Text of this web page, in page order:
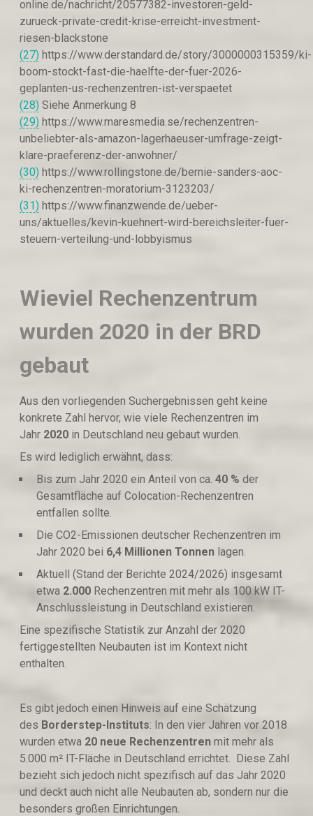
online.de/nachricht/20577382-investoren-geld-
zurueck-private-credit-krise-erreicht-investment-
riesen-blackstone
(27) https://www.derstandard.de/story/3000000315359/ki-
boom-stockt-fast-die-haelfte-der-fuer-2026-
geplanten-us-rechenzentren-ist-verspaetet
(28) Siehe Anmerkung 8
(29) https://www.maresmedia.se/rechenzentren-
unbeliebter-als-amazon-lagerhaeuser-umfrage-zeigt-
klare-praeferenz-der-anwohner/
(30) https://www.rollingstone.de/bernie-sanders-aoc-
ki-rechenzentren-moratorium-3123203/
(31) https://www.finanzwende.de/ueber-
uns/aktuelles/kevin-kuehnert-wird-bereichsleiter-fuer-
steuern-verteilung-und-lobbyismus
Wieviel Rechenzentrum
wurden 2020 in der BRD
gebaut
Aus den vorliegenden Suchergebnissen geht keine
konkrete Zahl hervor, wie viele Rechenzentren im
Jahr 2020 in Deutschland neu gebaut wurden.
Es wird lediglich erwähnt, dass:
Bis zum Jahr 2020 ein Anteil von ca.40 % der
Gesamtfläche auf Colocation-Rechenzentren
entfallen sollte.
Die CO2-Emissionen deutscher Rechenzentren im
Jahr 2020 bei 6,4 Millionen Tonnen lagen.
Aktuell (Stand der Berichte 2024/2026) insgesamt
etwa 2.000 Rechenzentren mit mehr als 100 kW IT-
Anschlussleistung in Deutschland existieren.
Eine spezifische Statistik zur Anzahl der 2020
fertiggestellten Neubauten ist im Kontext nicht
enthalten.
Es gibt jedoch einen Hinweis auf eine Schätzung
des Borderstep-Instituts: In den vier Jahren vor 2018
wurden etwa 20 neue Rechenzentren mit mehr als
5.000 m² IT-Fläche in Deutschland errichtet. Diese Zahl
bezieht sich jedoch nicht spezifisch auf das Jahr 2020
und deckt auch nicht alle Neubauten ab, sondern nur die
besonders großen Einrichtungen.